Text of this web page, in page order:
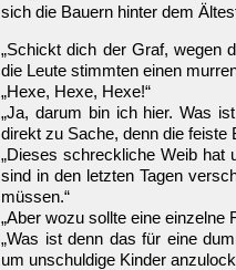
sich die Bauern hinter dem
„Schickt dich der Graf, wegen
die Leute stimmten einen
„Hexe, Hexe, Hexe!“
„Ja, darum bin ich hier. Was
direkt zu Sache, denn die feiste
„Dieses schreckliche Weib hat
sind in den letzten Tagen
müssen.“
„Aber wozu sollte eine einzelne
„Was ist denn das für eine
um unschuldige Kinder